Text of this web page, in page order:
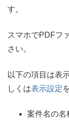
す。
スマホでPDFフ
さい。
以下の項目は表
しくは表示設定
案件名の名